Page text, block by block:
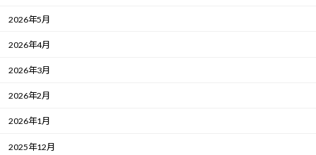
2026年5月
2026年4月
2026年3月
2026年2月
2026年1月
2025年12月